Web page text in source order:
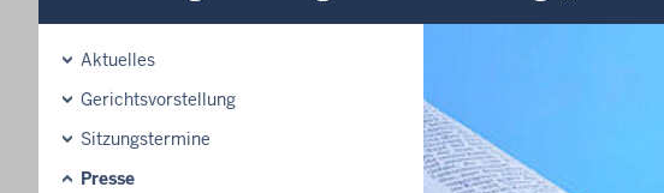
Aktuelles
Gerichtsvorstellung
Sitzungstermine
Presse